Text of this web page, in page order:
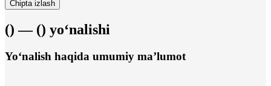
Chipta izlash
() — () yo‘nalishi
Yo‘nalish haqida umumiy ma’lumot